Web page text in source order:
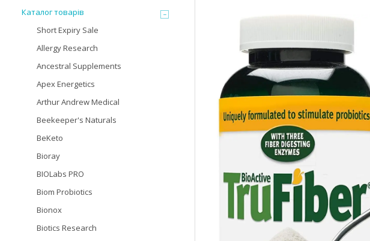
Каталог товарів
Short Expiry Sale
Allergy Research
Ancestral Supplements
Apex Energetics
Arthur Andrew Medical
Beekeeper's Naturals
BeKeto
Bioray
BIOLabs PRO
Biom Probiotics
Bionox
Biotics Research